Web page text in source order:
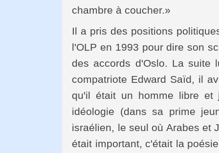
chambre à coucher.»
Il a pris des positions
l'OLP en 1993 pour dire son
des accords d'Oslo. La suite
compatriote Edward Saïd, il
qu'il était un homme libre
idéologie (dans sa prime
israélien, le seul où Arabes et
était important, c'était la